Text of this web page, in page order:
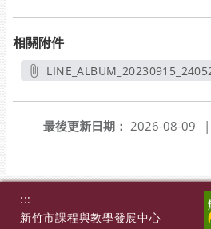
相關附件
最後更新日期： 2026-08-09
|
:::
新竹市課程與教學發展中心